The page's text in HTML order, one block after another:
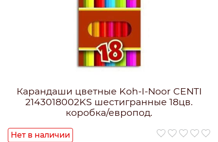
Карандаши цветные Koh-I-Noor CENTI
2143018002KS шестигранные 18цв.
коробка/европод.
Нет в наличии